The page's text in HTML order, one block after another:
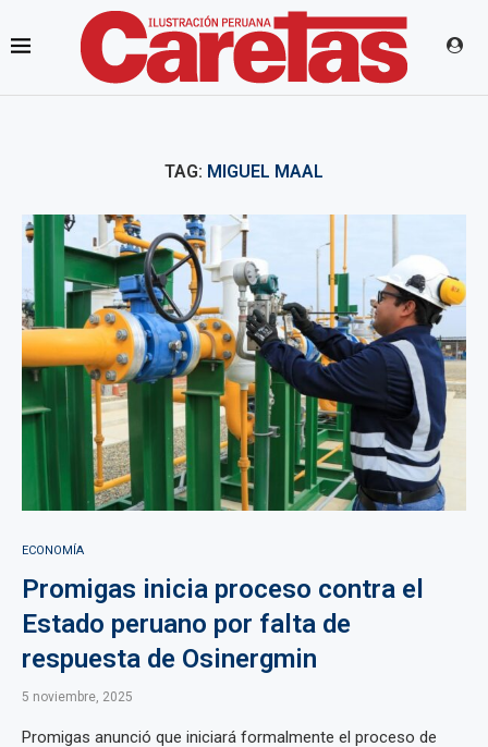
TAG: MIGUEL MAAL
ECONOMÍA
Promigas inicia proceso contra el
Estado peruano por falta de
respuesta de Osinergmin
5 noviembre, 2025
Promigas anunció que iniciará formalmente el proceso de